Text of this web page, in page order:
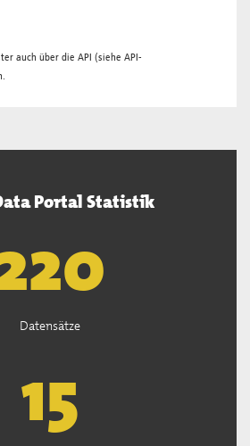
auch über die API (siehe API-
Portal Statistik
222
Datensätze
15